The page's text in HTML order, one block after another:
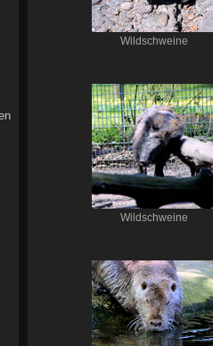
Wildschweine
Wildschweine